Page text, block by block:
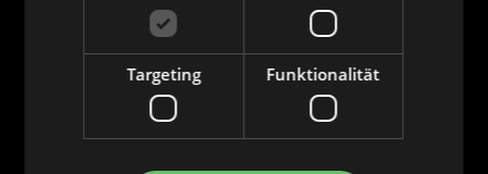
Targeting Funktionalität